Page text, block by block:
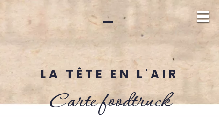
—
LA TÊTE EN L'AIR
Carte foodtruck